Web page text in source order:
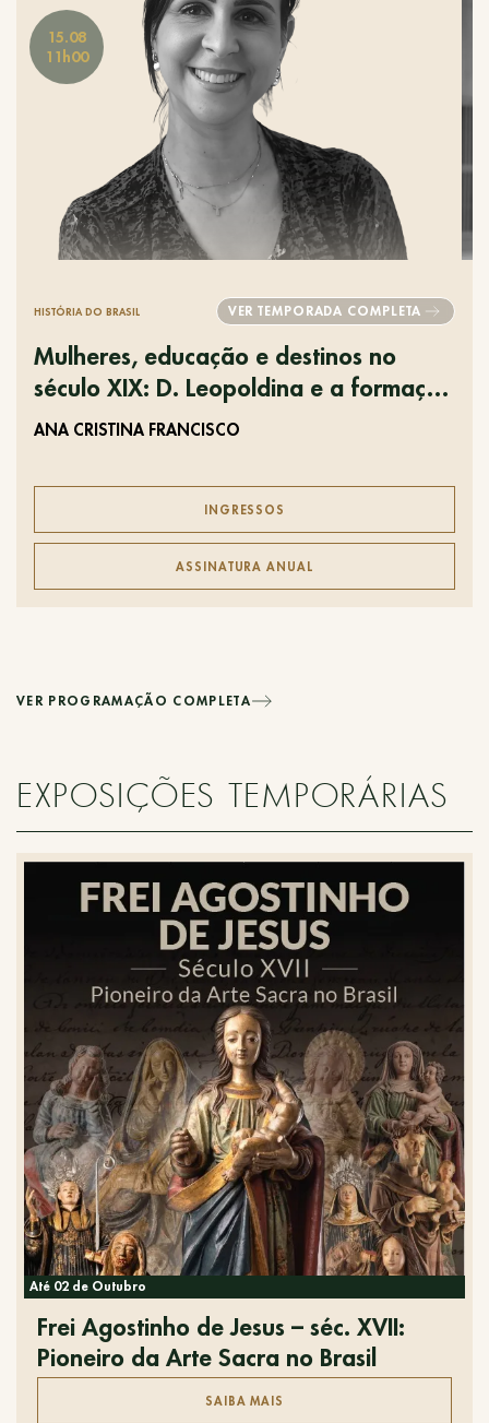
15.08
11h00
HISTÓRIA DO BRASIL VER TEMPORADA COMPLETA
Mulheres, educação e destinos no
século XIX: D. Leopoldina e a formação
feminina entre dois mundos
ANA CRISTINA FRANCISCO
INGRESSOS
ASSINATURA ANUAL
VER PROGRAMAÇÃO COMPLETA
EXPOSIÇÕES TEMPORÁRIAS
Até 02 de Outubro
Frei Agostinho de Jesus – séc. XVII:
Pioneiro da Arte Sacra no Brasil
SAIBA MAIS